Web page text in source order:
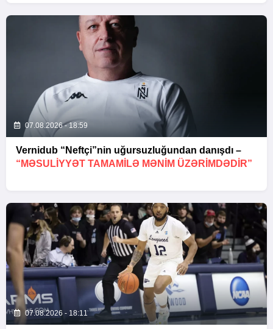
07.08.2026 - 18:59
Vernidub “Neftçi”nin uğursuzluğundan danışdı –
“MƏSULIYYƏT TAMAMILƏ MƏNIM ÜZƏRIMDƏDIR”
07.08.2026 - 18:11